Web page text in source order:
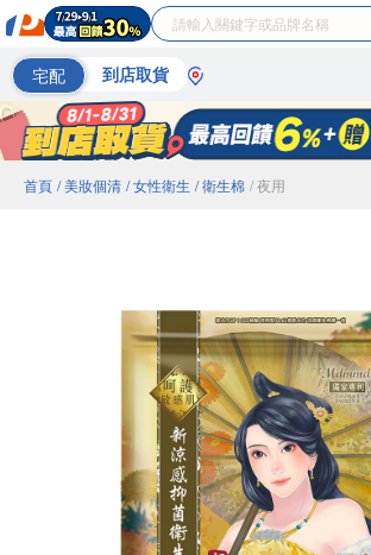
宅配 到店取貨
首頁 / 美妝個清 / 女性衛生 / 衛生棉 / 夜用